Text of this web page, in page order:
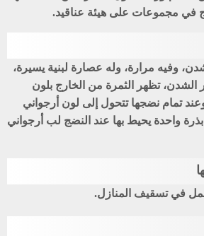
في مجموعات على هيئة عناقيد.
وفيه مرارة، وله عصارة لبنية يسيرة،
الشدن، تظهر الثمرة من الخارج بلون
تمام نضجها تتحول إلى لون أرجواني
واحدة يحيط بها عند النضج لب أرجواني
في تسقيف المنازل.